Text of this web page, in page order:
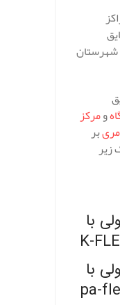
شهرستان
ومرکز
بر
زیر
با
با